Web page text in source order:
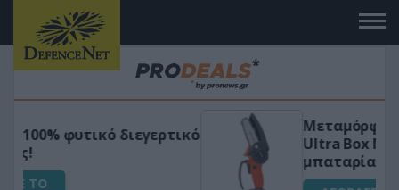
Μεταμόρφωσε τον κήπο σου με το
Ultra Box Μίνι Αλυσοπρίονο με
μπαταρία λιθίου